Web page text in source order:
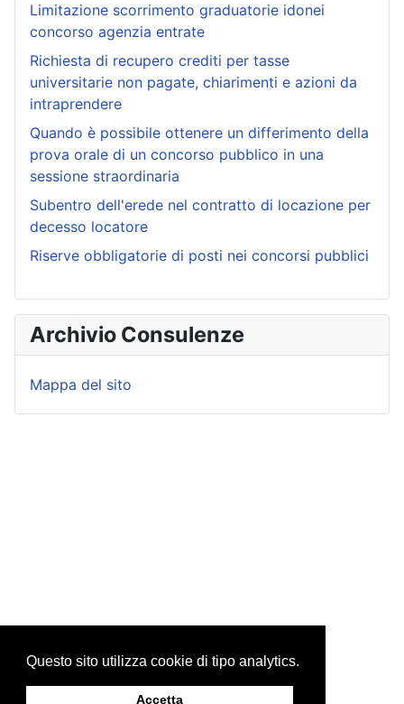
Questo sito utilizza cookie di tipo analytics.
Accetta
Limitazione scorrimento graduatorie idonei
concorso agenzia entrate
Richiesta di recupero crediti per tasse
universitarie non pagate, chiarimenti e azioni da
intraprendere
Quando è possibile ottenere un differimento della
prova orale di un concorso pubblico in una
sessione straordinaria
Subentro dell'erede nel contratto di locazione per
decesso locatore
Riserve obbligatorie di posti nei concorsi pubblici
Archivio Consulenze
Mappa del sito